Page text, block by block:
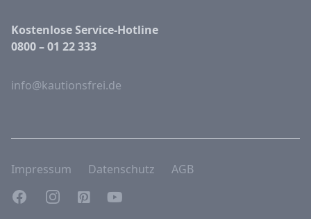
Kostenlose Service-Hotline
0800 – 01 22 333
info@kautionsfrei.de
Impressum Datenschutz
AGB
FacebookInstagramPinterestYouTube